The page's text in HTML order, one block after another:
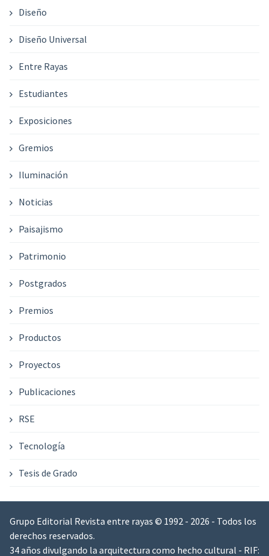
Diseño
Diseño Universal
Entre Rayas
Estudiantes
Exposiciones
Gremios
Iluminación
Noticias
Paisajismo
Patrimonio
Postgrados
Premios
Productos
Proyectos
Publicaciones
RSE
Tecnología
Tesis de Grado
Grupo Editorial Revista entre rayas © 1992 - 2026 - Todos los
derechos reservados.
34 años divulgando la arquitectura como hecho cultural - RIF: